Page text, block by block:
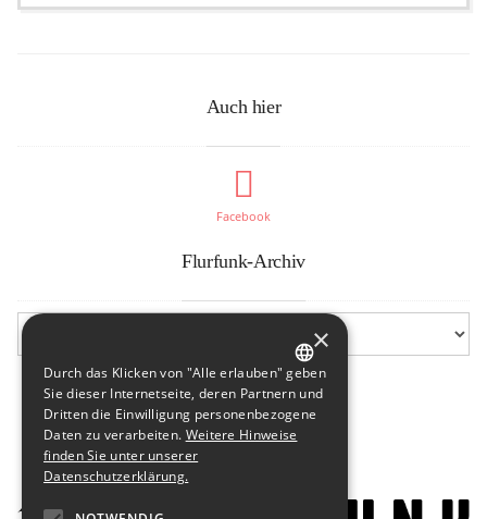
Auch hier
Facebook
Flurfunk-Archiv
GERMAN
ENGLISH
×
Durch das Klicken von "Alle erlauben" geben
Sie dieser Internetseite, deren Partnern und
Dritten die Einwilligung personenbezogene
Daten zu verarbeiten. Weitere Hinweise
finden Sie unter unserer
Datenschutzerklärung.